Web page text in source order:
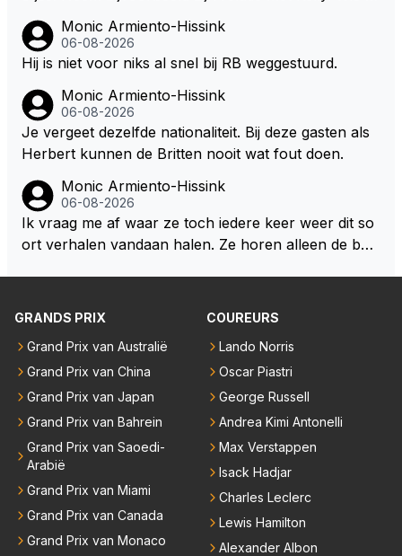
artjes ouder is en al een kleine heeft van een voorm
alig RB-lid op de leeftijd van 23 jaar? Hij doet dingen
oon. Ieder jaar is er in Hongarije een uitje voor zijn t
eam. Op 28-jarige leeftijd is hij al eigenaar van een su
ccesvol raceteam. Hij is niet alleen speciaal in de aut
Monic Armiento-Hissink
06-08-2026
Hij is niet voor niks al snel bij RB weggestuurd.
Monic Armiento-Hissink
06-08-2026
Je vergeet dezelfde nationaliteit. Bij deze gasten als
Herbert kunnen de Britten nooit wat fout doen.
Monic Armiento-Hissink
06-08-2026
Ik vraag me af waar ze toch iedere keer weer dit so
ort verhalen vandaan halen. Ze horen alleen de boa
emand weet wat er zich afspeelt achter gesloten de
iedereen is vertrokken. Dat er nu een paar jaar acht
er elkaar mensen een andere uitdagingen zoeken of
niet meer in de F1 willen werken is niet zo gek als de
meesten van hen al sinds dat RB hun intrede deed a
anwezig waren. De mensen die nu een aantal van di
e lege plaatsen op gaan vullen hebben ook al jaren
binnen RB gewerkt en zijn voor Max geen vreemde
n meer. Ook andere teams verliezen mensen. Er wo
rdt teveel drama van gemaakt.
GRANDS PRIX
Grand Prix van Australië
Grand Prix van China
Grand Prix van Japan
Grand Prix van Bahrein
Grand Prix van Saoedi-
Arabië
Grand Prix van Miami
Grand Prix van Canada
Grand Prix van Monaco
COUREURS
Lando Norris
Oscar Piastri
George Russell
Andrea Kimi Antonelli
Max Verstappen
Isack Hadjar
Charles Leclerc
Lewis Hamilton
Alexander Albon